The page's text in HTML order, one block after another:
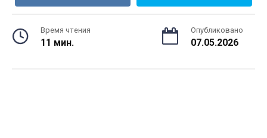
Время чтения
11 мин.
Опубликовано
07.05.2026